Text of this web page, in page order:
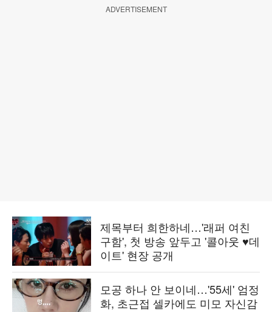
ADVERTISEMENT
제목부터 희한하네…'래퍼 여친
구함', 첫 방송 앞두고 '콜아웃 ♥데
이트' 현장 공개
모공 하나 안 보이네…'55세' 엄정
화, 초근접 셀카에도 미모 자신감